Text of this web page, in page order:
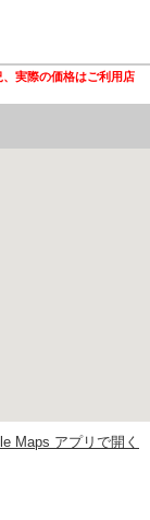
実際の価格はご利用店
Maps アプリで開く